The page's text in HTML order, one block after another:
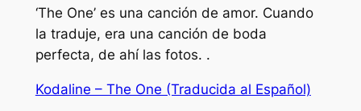
‘The One’ es una canción de amor. Cuando
la traduje, era una canción de boda
perfecta, de ahí las fotos. .
Kodaline – The One (Traducida al Español)